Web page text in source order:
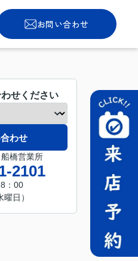
お問い合わせ
せください
わせ
橋営業所
2101
：00
曜日）